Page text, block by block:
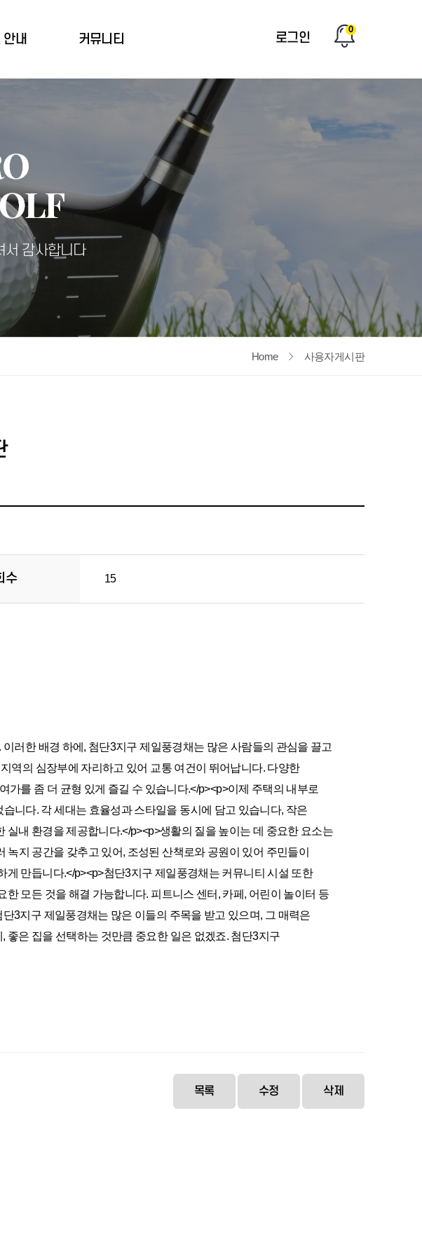
안내 커뮤니티 로그인
0
서 감사합니다
Home 사용자게시판
수 15
러한 배경 하에, 첨단3지구 제일풍경채는 많은 사람들의 관심을 끌고
역의 심장부에 자리하고 있어 교통 여건이 뛰어납니다. 다양한
를 좀 더 균형 있게 즐길 수 있습니다.</p><p>이제 주택의 내부로
니다. 각 세대는 효율성과 스타일을 동시에 담고 있습니다, 작은
내 환경을 제공합니다.</p><p>생활의 질을 높이는 데 중요한 요소는
녹지 공간을 갖추고 있어, 조성된 산책로와 공원이 있어 주민들이
만듭니다.</p><p>첨단3지구 제일풍경채는 커뮤니티 시설 또한
모든 것을 해결 가능합니다. 피트니스 센터, 카페, 어린이 놀이터 등
3지구 제일풍경채는 많은 이들의 주목을 받고 있으며, 그 매력은
은 집을 선택하는 것만큼 중요한 일은 없겠죠. 첨단3지구
목록 수정 삭제